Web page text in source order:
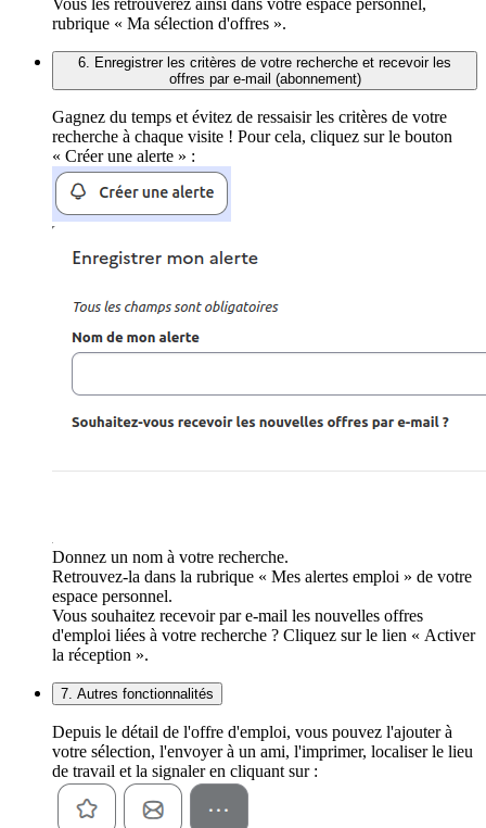
Vous les retrouverez ainsi dans votre espace personnel,
rubrique « Ma sélection d'offres ».
6. Enregistrer les critères de votre recherche et recevoir les
offres par e-mail (abonnement)
Gagnez du temps et évitez de ressaisir les critères de votre
recherche à chaque visite ! Pour cela, cliquez sur le bouton
« Créer une alerte » :
Donnez un nom à votre recherche.
Retrouvez-la dans la rubrique « Mes alertes emploi » de votre
espace personnel.
Vous souhaitez recevoir par e-mail les nouvelles offres
d'emploi liées à votre recherche ? Cliquez sur le lien « Activer
la réception ».
7. Autres fonctionnalités
Depuis le détail de l'offre d'emploi, vous pouvez l'ajouter à
votre sélection, l'envoyer à un ami, l'imprimer, localiser le lieu
de travail et la signaler en cliquant sur :